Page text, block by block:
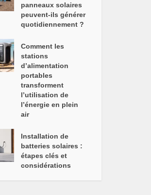
panneaux solaires
peuvent-ils générer
quotidiennement ?
Comment les
stations
d’alimentation
portables
transforment
l’utilisation de
l’énergie en plein
air
Installation de
batteries solaires :
étapes clés et
considérations